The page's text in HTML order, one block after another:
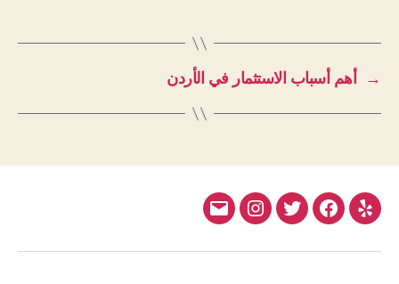
→ أهم أسباب الاستثمار في الأردن
Yelp
Facebook
Twitter
Instagram
Email